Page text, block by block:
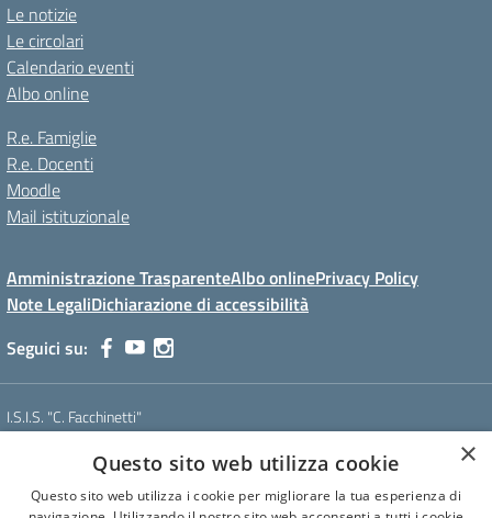
Le notizie
Le circolari
Calendario eventi
Albo online
R.e. Famiglie
R.e. Docenti
Moodle
Mail istituzionale
Amministrazione TrasparenteAlbo onlinePrivacy Policy
Note LegaliDichiarazione di accessibilità
Seguici su:
I.S.I.S. "C. Facchinetti"
Tel. 0331 635718 - E-mail: vais01900e@istruzione.it - Pec:
vais01900e@pec.istruzione.it
Codice meccanografico: VAIS01900E
×
Questo sito web utilizza cookie
Questo sito web utilizza i cookie per migliorare la tua esperienza di